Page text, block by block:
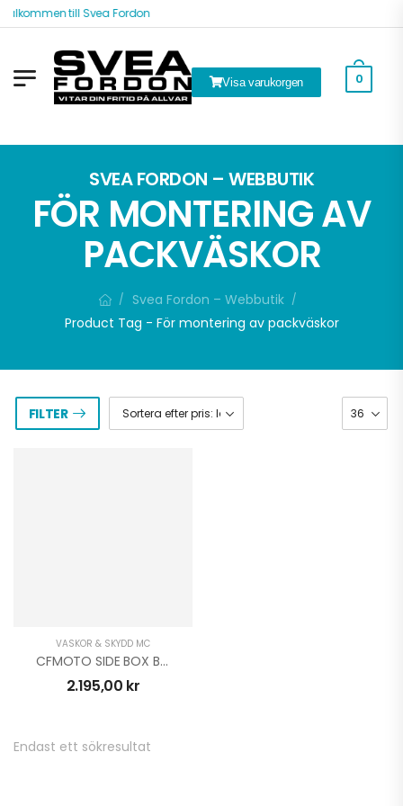
till Svea Fordon
Visa varukorgen 0
SVEA FORDON – WEBBUTIK
FÖR MONTERING AV
PACKVÄSKOR
/ Svea Fordon – Webbutik /
Product Tag - För montering av packväskor
FILTER
VÄSKOR & SKYDD MC
CFMOTO SIDE BOX BRACKET 450MT
2.195,00 kr
Endast ett sökresultat